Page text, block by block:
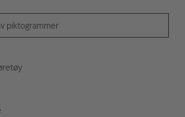
piktogrammer